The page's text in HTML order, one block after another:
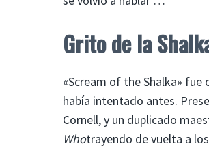
Grito de la
«Scream of the Shalka»
había intentado antes.
Cornell, y un duplicado
Whotrayendo de vuelta a